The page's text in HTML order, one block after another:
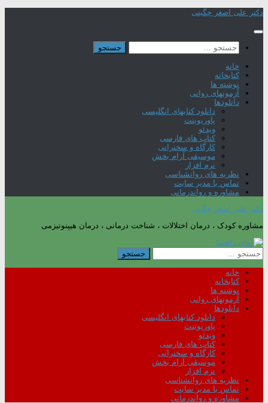
Skip
content
دکتر علی اصغر چگینی
جستجو
برای:
خانه
کتابخانه
نوشته ها
آزمونهای روانی
دانلودها
دانلود کتابهای انگلیسی
پاورپوینت
ویدئو
کتاب های فارسی
کارگاه و سخنرانی
موسیقی آرام بخش
نرم افزار
نظریه های روانشناسی
تماس با مدیر سایت
مشاوره و رواندرمانی
دکتر علی اصغر چگینی
مشاوره کودک ، درمان اختلالات ، شناخت درمانی ، درمان هیپنوتیزمی
جستجو
برای:
خانه
کتابخانه
نوشته ها
آزمونهای روانی
دانلودها
دانلود کتابهای انگلیسی
پاورپوینت
ویدئو
کتاب های فارسی
کارگاه و سخنرانی
موسیقی آرام بخش
نرم افزار
نظریه های روانشناسی
تماس با مدیر سایت
مشاوره و رواندرمانی